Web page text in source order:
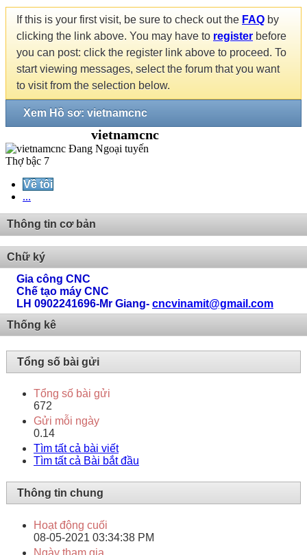
If this is your first visit, be sure to check out the FAQ by
clicking the link above. You may have to register before
you can post: click the register link above to proceed. To
start viewing messages, select the forum that you want
to visit from the selection below.
Xem Hồ sơ: vietnamcnc
vietnamcnc
Thợ bậc 7
Về tôi
...
Thông tin cơ bản
Chữ ký
Gia công CNC
Chế tạo máy CNC
LH 0902241696-Mr Giang- cncvinamit@gmail.com
Thống kê
Tổng số bài gửi
Tổng số bài gửi
672
Gửi mỗi ngày
0.14
Tìm tất cả bài viết
Tìm tất cả Bài bắt đầu
Thông tin chung
Hoạt động cuối
08-05-2021 03:34:38 PM
Ngày tham gia